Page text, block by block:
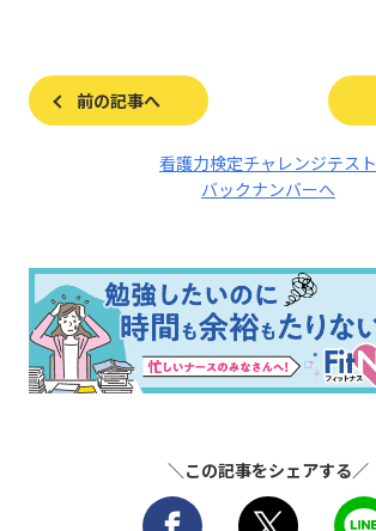
前の記事へ
看護力検定チャレンジテスト
バックナンバーへ
＼この記事をシェアする／